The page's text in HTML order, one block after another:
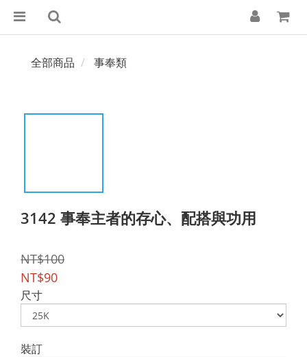
全部商品 事奉類
3142 事奉主者的存心、配搭與功用
NT$100
NT$90
尺寸
裝訂